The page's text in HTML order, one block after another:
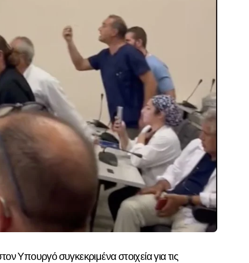
Υπουργό συγκεκριμένα στοιχεία για τις